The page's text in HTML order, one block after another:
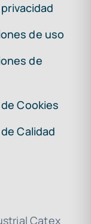
de uso
de
Cookies
Calidad
Catex